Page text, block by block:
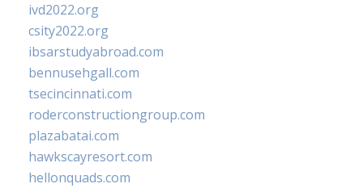
ivd2022.org
csity2022.org
ibsarstudyabroad.com
bennusehgall.com
tsecincinnati.com
roderconstructiongroup.com
plazabatai.com
hawkscayresort.com
hellonquads.com